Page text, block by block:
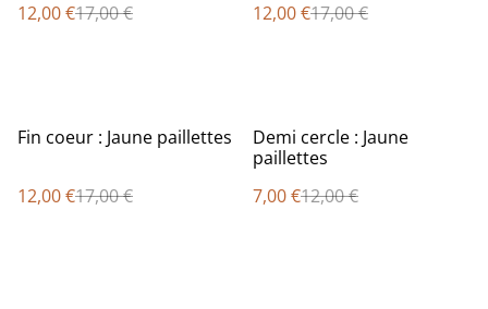
12,00 €17,00 €
12,00 €17,00 €
%
Fin coeur : Jaune paillettes
12,00 €17,00 €
%
Demi cercle : Jaune
paillettes
7,00 €12,00 €